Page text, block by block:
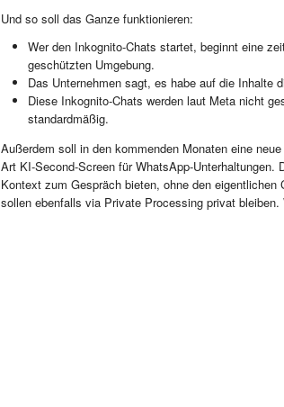
Und so soll das Ganze funktionieren:
Wer den Inkognito-Chats startet, beginnt eine
geschützten Umgebung.
Das Unternehmen sagt, es habe auf die Inhalte
Diese Inkognito-Chats werden laut Meta nicht
standardmäßig.
Außerdem soll in den kommenden Monaten eine
Art KI-Second-Screen für WhatsApp-
Kontext zum Gespräch bieten, ohne den
sollen ebenfalls via Private Processing privat